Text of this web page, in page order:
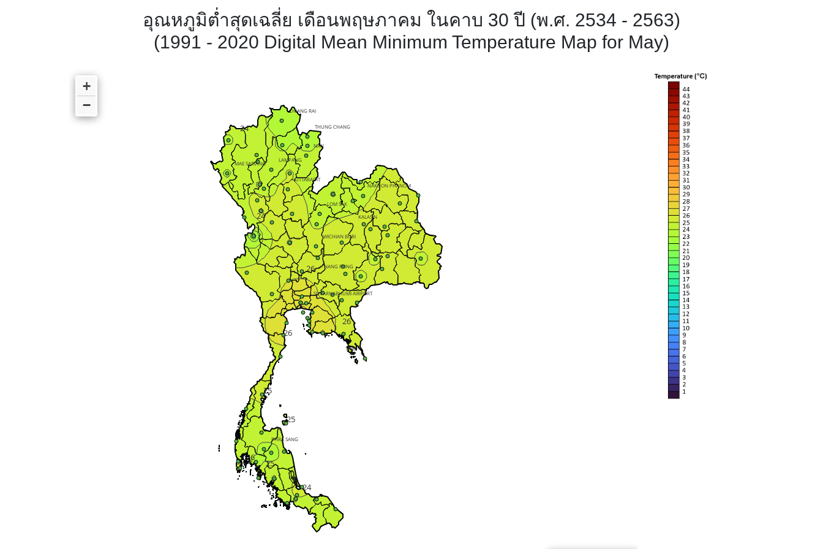
อุณหภูมิต่ำสุดเฉลี่ย เดือนพฤษภาคม ในคาบ 30 ปี (พ.ศ. 2534 - 2563)
(1991 - 2020 Digital Mean Minimum Temperature Map for May)